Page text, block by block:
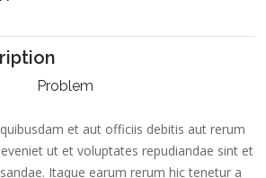
Problem
et aut officiis debitis aut rerum
ut et voluptates repudiandae sint et
Itaque earum rerum hic tenetur a